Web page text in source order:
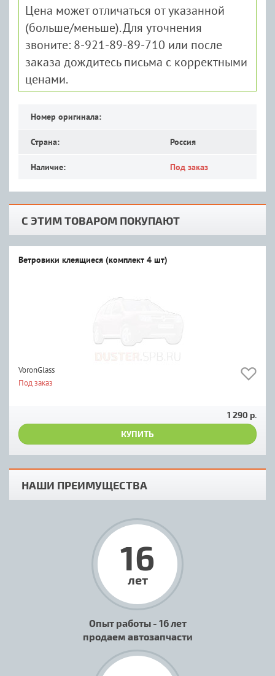
Цена может отличаться от указанной
(больше/меньше). Для уточнения
звоните: 8-921-89-89-710 или после
заказа дождитесь письма с корректными
ценами.
Номер оригинала:
Страна: Россия
Наличие: Под заказ
С ЭТИМ ТОВАРОМ ПОКУПАЮТ
Ветровики клеящиеся (комплект 4 шт)
VoronGlass
Под заказ
1 290 р.
КУПИТЬ
НАШИ ПРЕИМУЩЕСТВА
16
лет
Опыт работы - 16 лет
продаем автозапчасти